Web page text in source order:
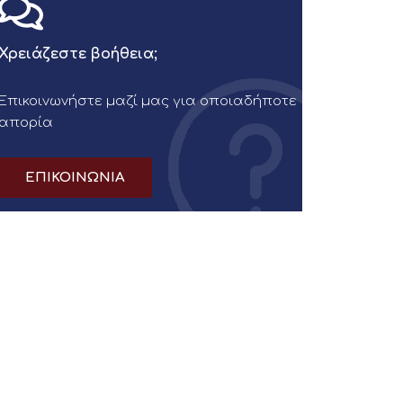
βοήθεια;
μαζί μας για οποιαδήποτε
ΕΠΙΚΟΙΝΩΝΙΑ